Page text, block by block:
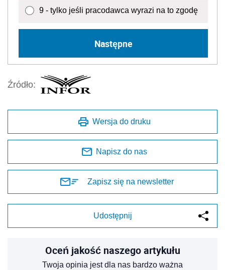
9 - tylko jeśli pracodawca wyrazi na to zgodę
Następne
Źródło:
Wersja do druku
Napisz do nas
Zapisz się na newsletter
Udostępnij
Oceń jakość naszego artykułu
Twoja opinia jest dla nas bardzo ważna